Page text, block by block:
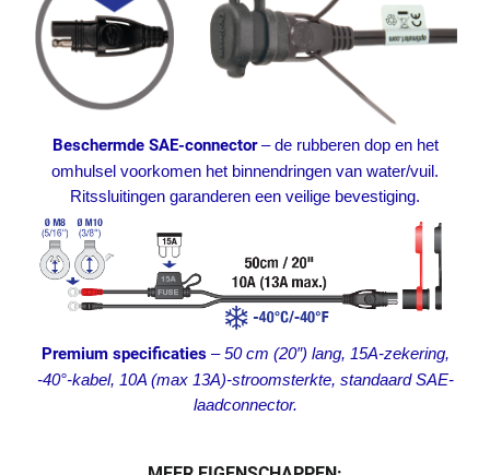
Beschermde SAE-connector–de rubberen dop en het
omhulsel voorkomen het binnendringen van water/vuil.
Ritssluitingen garanderen een veilige bevestiging.
Premium specificaties – 50 cm (20″) lang, 15A-zekering,
-40°-kabel, 10A (max 13A)-stroomsterkte, standaard SAE-
laadconnector.